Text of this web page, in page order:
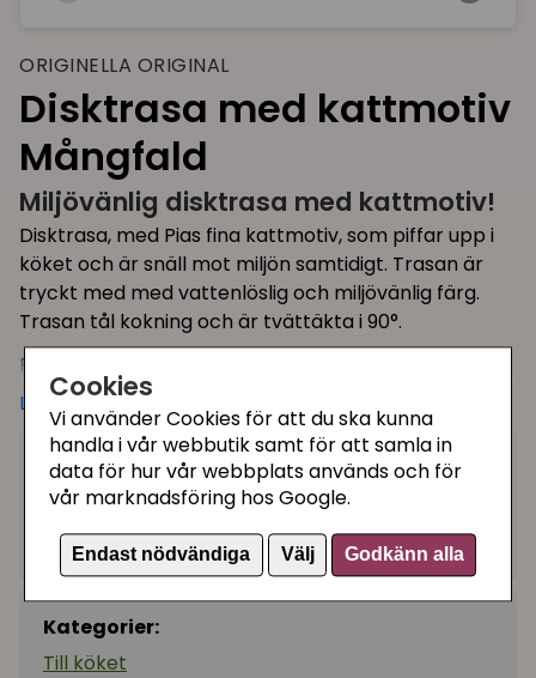
Cookies
Vi använder Cookies för att du ska kunna
handla i vår webbutik samt för att samla in
data för hur vår webbplats används och för
vår marknadsföring hos Google.
Endast nödvändiga Välj Godkänn alla
ORIGINELLA ORIGINAL
Disktrasa med kattmotiv
Mångfald
Miljövänlig disktrasa med kattmotiv!
Disktrasa, med Pias fina kattmotiv, som piffar upp i
köket och är snäll mot miljön samtidigt. Trasan är
tryckt med med vattenlöslig och miljövänlig färg.
Trasan tål kokning och är tvättäkta i 90°.
Pia Bergvall Lundéns fina disktrasor går att
kompostera efter användning då den är tillverkad i
70% cellulosa och 30% bomull. Smart va?!
Absorberar 15 gånger sin egen vikt och tillverkas i
Sverige.
Vårda din diskduk: När disktrasan känns lite sunkig så
kokar du den en stund i kastrull tillsammans med lite
diskmedel, skölj därefter ur den. Disktrasan håller i
flera månader och kanske till med år med lite
omvårdnad.
Läs mer
65 kr Utgått
Ej tillgänglig
Kategorier:
Till köket